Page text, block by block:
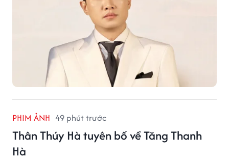
PHIM ẢNH 49 phút trước
Thân Thúy Hà tuyên bố về Tăng Thanh
Hà